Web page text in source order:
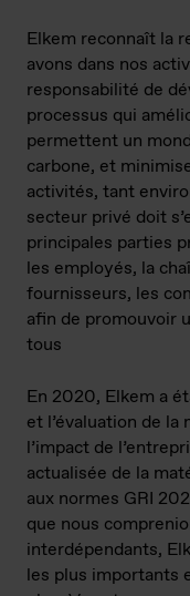
Elkem reconnaît la
avons dans nos
responsabilité de
processus qui
permettent un
carbone, et
activités, tant
secteur privé doit
principales parties
les employés, la
fournisseurs, les
afin de promouvoir
tous
En 2020, Elkem a
et l’évaluation de
l’impact de
actualisée de la
aux normes GRI
que nous
interdépendants,
les plus importants